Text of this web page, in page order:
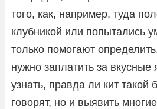
того, как, например, туда
клубникой или попытались
только помогают
нужно заплатить за
узнать, правда ли кит такой
говорят, но и выявить